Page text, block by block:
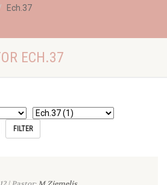
Ech.37
ECH.37